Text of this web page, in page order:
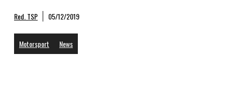
Red. TSP 05/12/2019
Motorsport News